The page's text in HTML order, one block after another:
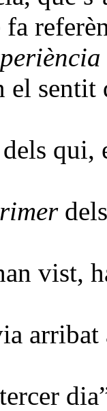
el sentit
qui,
vist,
arribat